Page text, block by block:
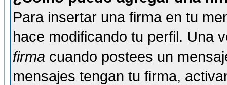
Para insertar una firma en tu
hace modificando tu perfil. Una
firma cuando postees un
mensajes tengan tu firma,